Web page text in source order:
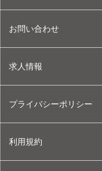
お問い合わせ
求人情報
プライバシーポリシー
利用規約